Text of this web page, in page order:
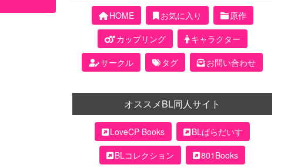
HOME お気に入り
原作
カップリング
キャラクター
サークル
タグ お問い合わせ
オススメBL同人サイト
LoveCP Books
BLぱらだいす
BLコレクション
801Books